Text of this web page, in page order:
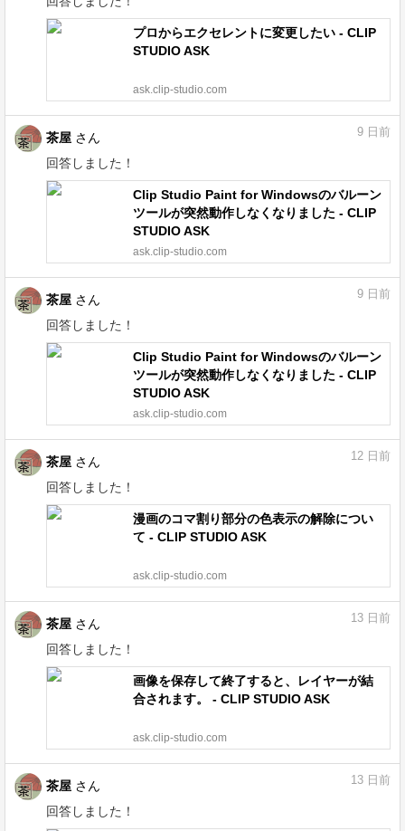
プロからエクセレントに変更したい - CLIP
STUDIO ASK
ask.clip-studio.com
茶屋 さん
回答しました！
9 日前
Clip Studio Paint for Windowsのバルーン
ツールが突然動作しなくなりました - CLIP
STUDIO ASK
ask.clip-studio.com
茶屋 さん
回答しました！
9 日前
Clip Studio Paint for Windowsのバルーン
ツールが突然動作しなくなりました - CLIP
STUDIO ASK
ask.clip-studio.com
茶屋 さん
回答しました！
12 日前
漫画のコマ割り部分の色表示の解除につい
て - CLIP STUDIO ASK
ask.clip-studio.com
茶屋 さん
回答しました！
13 日前
画像を保存して終了すると、レイヤーが結
合されます。 - CLIP STUDIO ASK
ask.clip-studio.com
茶屋 さん
回答しました！
13 日前